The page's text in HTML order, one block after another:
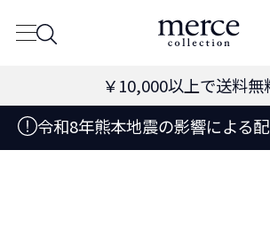
￥10,000以上で送料無
令和8年熊本地震の影響による